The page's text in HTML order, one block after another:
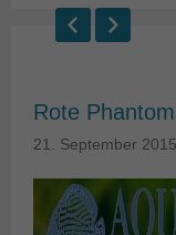
Rote
21. September 2015